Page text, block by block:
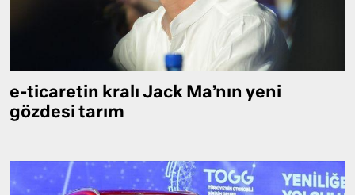
e-ticaretin kralı Jack Ma’nın yeni
gözdesi tarım